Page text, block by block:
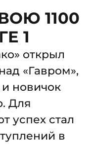
1100
1
открыл
«Гавром»,
и новичок
Для
успех стал
в